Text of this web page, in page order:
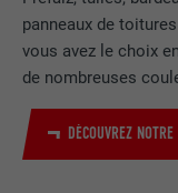
panneaux de
vous avez le choix
de nombreuses
DÉCOUVREZ
UTILITÉ